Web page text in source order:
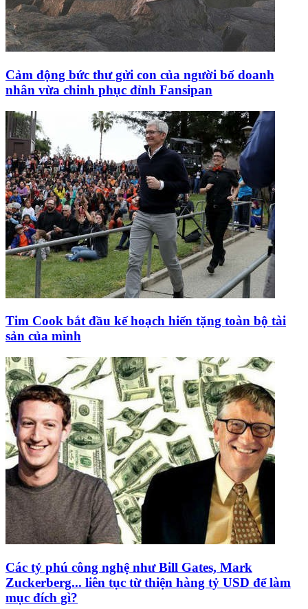
Cảm động bức thư gửi con của người bố doanh
nhân vừa chinh phục đỉnh Fansipan
Tim Cook bắt đầu kế hoạch hiến tặng toàn bộ tài
sản của mình
Các tỷ phú công nghệ như Bill Gates, Mark
Zuckerberg... liên tục từ thiện hàng tỷ USD để làm
mục đích gì?